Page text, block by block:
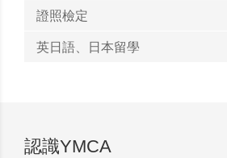
證照檢定
英日語、日本留學
認識YMCA